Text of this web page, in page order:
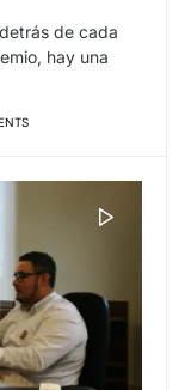
de cada
hay una